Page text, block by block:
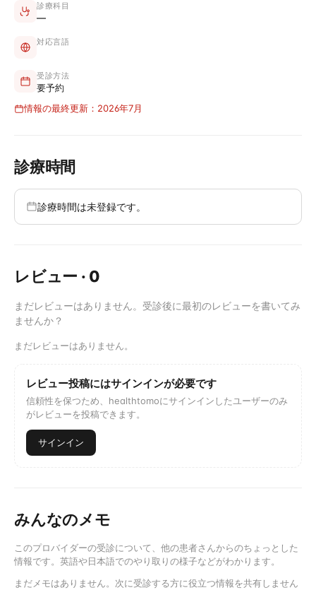
診療科目
—
対応言語
受診方法
要予約
情報の最終更新：2026年7月
診療時間
診療時間は未登録です。
レビュー · 0
まだレビューはありません。受診後に最初のレビューを書いてみ
ませんか？
まだレビューはありません。
レビュー投稿にはサインインが必要です
信頼性を保つため、healthtomoにサインインしたユーザーのみ
がレビューを投稿できます。
サインイン
みんなのメモ
このプロバイダーの受診について、他の患者さんからのちょっとした
情報です。英語や日本語でのやり取りの様子などがわかります。
まだメモはありません。次に受診する方に役立つ情報を共有しません